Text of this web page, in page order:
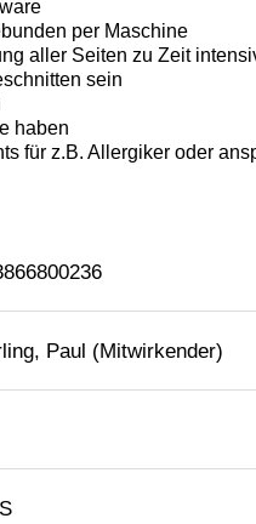
Paul (Mitwirkender)